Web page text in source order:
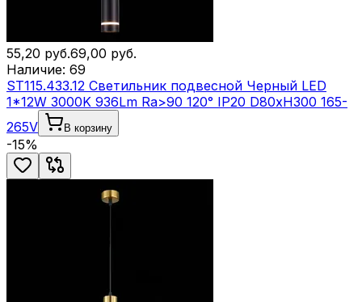
55,20 руб.69,00 руб.
Наличие: 69
ST115.433.12 Светильник подвесной Черный LED
1*12W 3000K 936Lm Ra>90 120° IP20 D80xH300 165-
265V
В корзину
-15%